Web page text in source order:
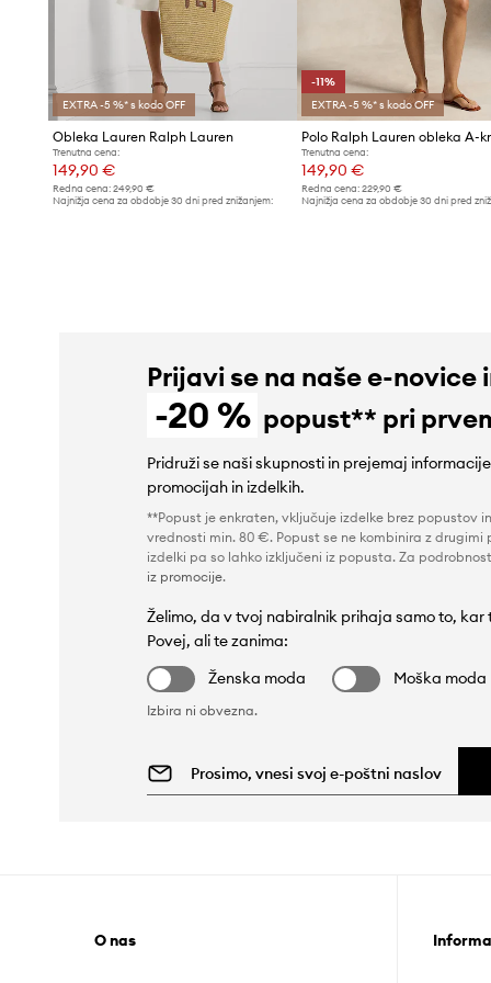
EXTRA -5 %* s kodo OFF
Obleka Lauren Ralph Lauren
Trenutna cena:
149,90 €
Redna cena: 249,90 €
Najnižja cena za obdobje 30 dni pred znižanjem:
-11%
EXTRA -5 %* s kodo OFF
Trenutna cena:
149,90 €
Redna cena:229,90 €
Najnižja cena za obdobje 30 dni pred
Prijavi se na naše e-novice
-20 % popust** pri
Pridruži se naši skupnosti in prejemaj
promocijah in izdelkih.
**Popust je enkraten, vključuje izdelke brez popustov
vrednosti min. 80 €. Popust se ne kombinira z drugimi
izdelki pa so lahko izključeni iz popusta. Za
iz promocije.
Želimo, da v tvoj nabiralnik prihaja samo to, kar
Povej, ali te zanima:
Ženska moda
Moška moda
Izbira ni obvezna.
O nas